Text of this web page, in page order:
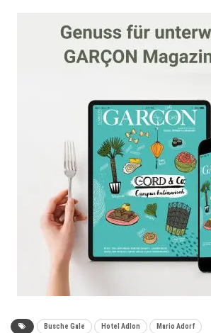
Busche Gale Hotel Adlon Mario Adorf